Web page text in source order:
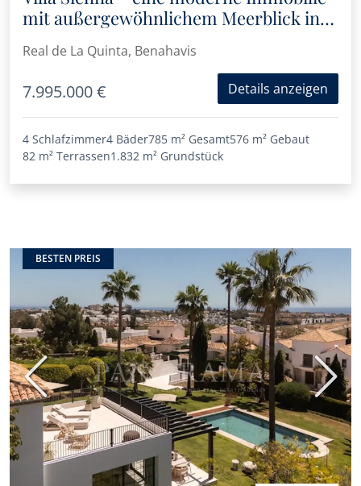
mit außergewöhnlichem Meerblick in
Real de la Quinta
Real de La Quinta, Benahavis
7.995.000 € Details anzeigen
4 Schlafzimmer4 Bäder785 m² Gesamt576 m² Gebaut
82 m² Terrassen1.832 m² Grundstück
BESTEN PREIS
Vorherige